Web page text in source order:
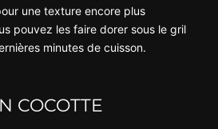
une texture encore plus
pouvez les faire dorer sous le gril
minutes de cuisson.
COCOTTE